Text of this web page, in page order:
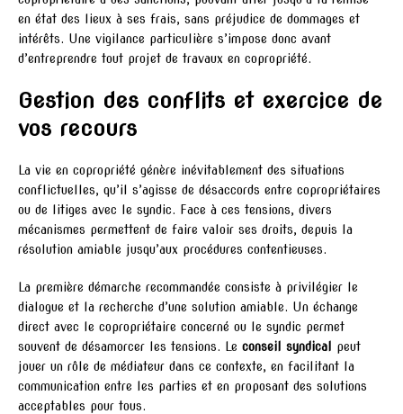
en état des lieux à ses frais, sans préjudice de dommages et
intérêts. Une vigilance particulière s’impose donc avant
d’entreprendre tout projet de travaux en copropriété.
Gestion des conflits et exercice de
vos recours
La vie en copropriété génère inévitablement des situations
conflictuelles, qu’il s’agisse de désaccords entre copropriétaires
ou de litiges avec le syndic. Face à ces tensions, divers
mécanismes permettent de faire valoir ses droits, depuis la
résolution amiable jusqu’aux procédures contentieuses.
La première démarche recommandée consiste à privilégier le
dialogue et la recherche d’une solution amiable. Un échange
direct avec le copropriétaire concerné ou le syndic permet
souvent de désamorcer les tensions. Le conseil syndical
peut
jouer un rôle de médiateur dans ce contexte, en facilitant la
communication entre les parties et en proposant des solutions
acceptables pour tous.